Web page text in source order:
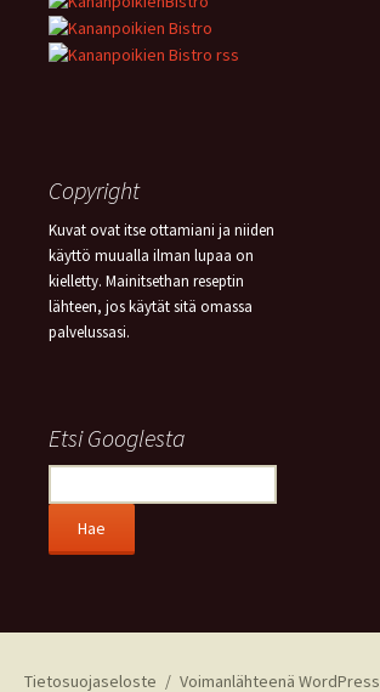
Copyright
Kuvat ovat itse ottamiani ja niiden
käyttö muualla ilman lupaa on
kielletty. Mainitsethan reseptin
lähteen, jos käytät sitä omassa
palvelussasi.
Etsi Googlesta
Tietosuojaseloste Voimanlähteenä WordPress